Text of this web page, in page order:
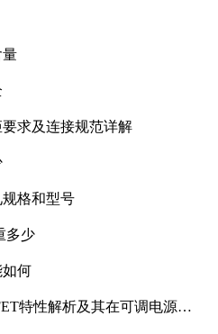
量
求及连接规范详解
格和型号
多少
何
特性解析及其在可调电源设